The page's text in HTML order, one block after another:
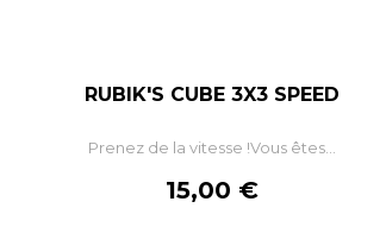
RUBIK'S CUBE 3X3 SPEED
Prenez de la vitesse !Vous êtes...
Prix
15,00 €
– +